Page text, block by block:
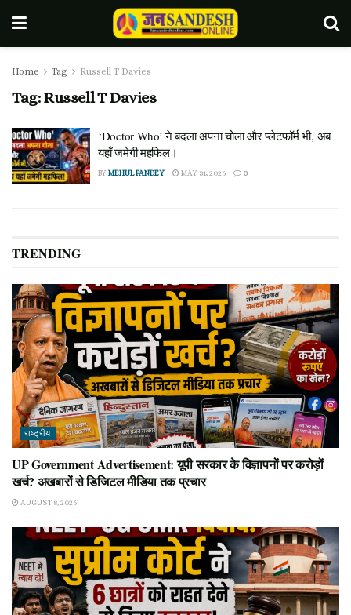
Home Tag Russell T Davies
Tag:Russell T Davies
‘Doctor Who’ ने बदला अपना चोला और प्लेटफॉर्म भी, अब
यहाँ जमेगी महफिल।
BYMEHUL PANDEY MAY 31, 2026 0
TRENDING
राष्ट्रीय
UP Government Advertisement: यूपी सरकार के विज्ञापनों पर करोड़ों
खर्च? अखबारों से डिजिटल मीडिया तक प्रचार
AUGUST 8, 2026